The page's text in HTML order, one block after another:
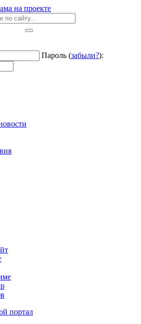
на проекте
Пароль (забыли?):
портал